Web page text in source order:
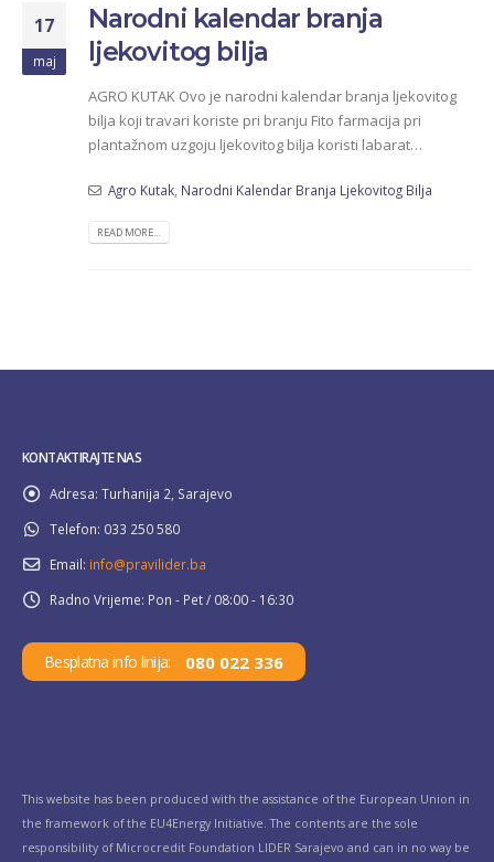
17
maj
Narodni kalendar branja
ljekovitog bilja
AGRO KUTAK Ovo je narodni kalendar branja ljekovitog
bilja koji travari koriste pri branju Fito farmacija pri
plantažnom uzgoju ljekovitog bilja koristi labarat…
Agro Kutak, Narodni Kalendar Branja Ljekovitog Bilja
READ MORE...
KONTAKTIRAJTE NAS
Adresa: Turhanija 2, Sarajevo
Telefon: 033 250 580
Email: info@pravilider.ba
Radno Vrijeme: Pon - Pet / 08:00 - 16:30
Besplatna info linija: 080 022 336
This website has been produced with the assistance of the European Union in
the framework of the EU4Energy Initiative. The contents are the sole
responsibility of Microcredit Foundation LIDER Sarajevo and can in no way be